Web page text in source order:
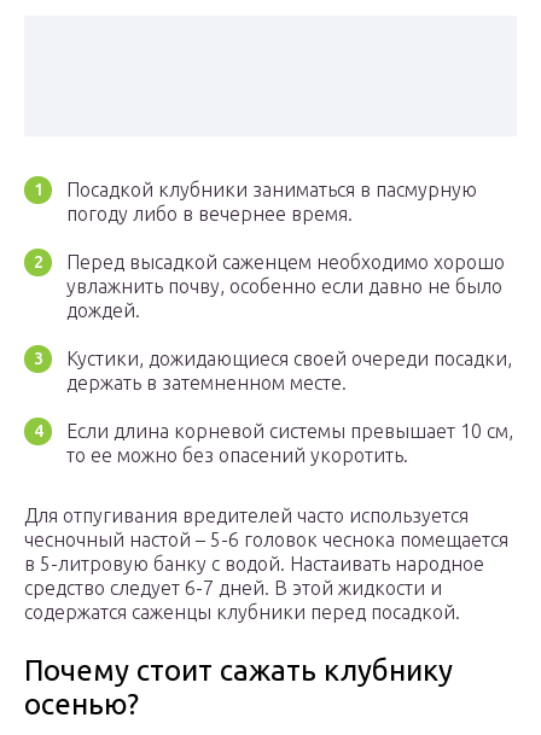
Посадкой клубники заниматься в пасмурную
погоду либо в вечернее время.
Перед высадкой саженцем необходимо хорошо
увлажнить почву, особенно если давно не было
дождей.
Кустики, дожидающиеся своей очереди посадки,
держать в затемненном месте.
Если длина корневой системы превышает 10 см,
то ее можно без опасений укоротить.
Для отпугивания вредителей часто используется
чесночный настой – 5-6 головок чеснока помещается
в 5-литровую банку с водой. Настаивать народное
средство следует 6-7 дней. В этой жидкости и
содержатся саженцы клубники перед посадкой.
Почему стоит сажать клубнику
осенью?